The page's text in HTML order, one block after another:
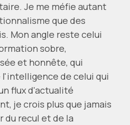
Je me méfie autant
que des
Mon angle reste celui
sobre,
et honnête, qui
de celui qui
flux d'actualité
je crois plus que jamais
du recul et de la